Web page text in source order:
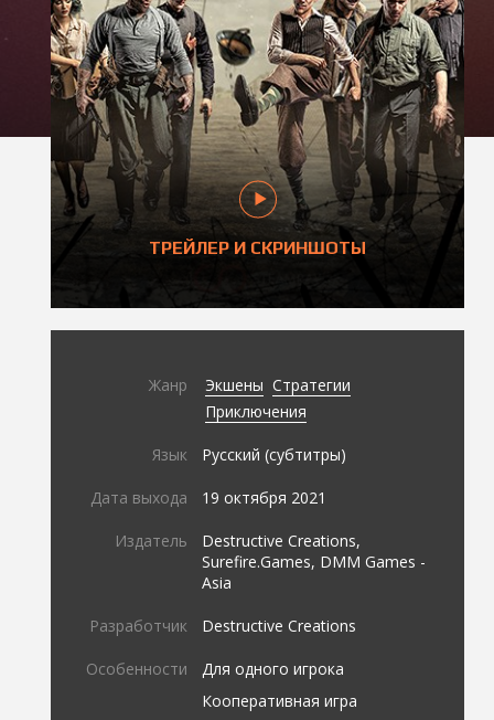
ТРЕЙЛЕР И СКРИНШОТЫ
Жанр Экшены Стратегии
Приключения
Язык Русский (субтитры)
Дата выхода 19 октября 2021
Издатель
Destructive Creations,
Surefire.Games, DMM Games -
Asia
Разработчик Destructive Creations
Особенности
Для одного игрока
Кооперативная игра